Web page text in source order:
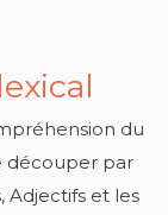
du
découper par
Adjectifs et les